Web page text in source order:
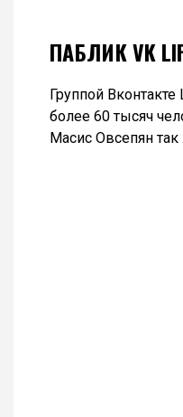
ПАБЛИК VK
Группой
более 60 тысяч
Масис Овсепян